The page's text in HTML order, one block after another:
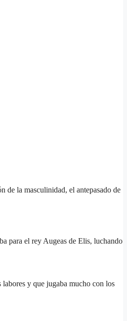
de la masculinidad, el antepasado de
para el rey Augeas de Elis, luchando
y que jugaba mucho con los